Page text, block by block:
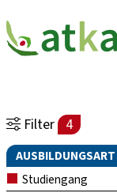
Filter 4
AUSBILDUNGSART
Studiengang